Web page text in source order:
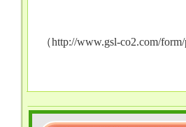
（http://www.gsl-co2.com/